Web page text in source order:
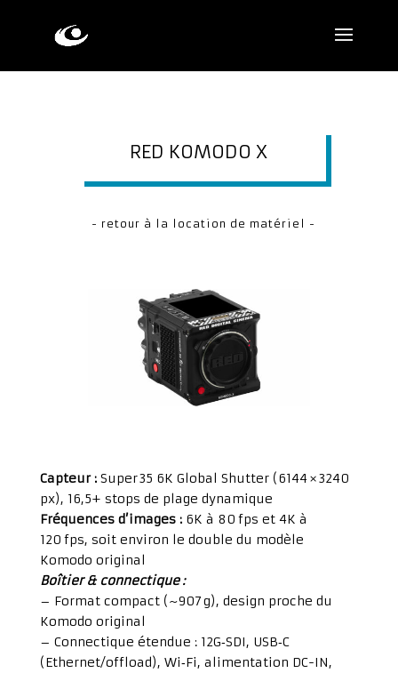
RED KOMODO X
- retour à la location de matériel -
Capteur :Super 35 6K Global Shutter (6144 × 3240
px), 16,5+ stops de plage dynamique
Fréquences d’images :6K à 80 fps et 4K à
120 fps, soit environ le double du modèle
Komodo original
Boîtier & connectique :
– Format compact (~907 g), design proche du
Komodo original
– Connectique étendue : 12G‑SDI, USB‑C
(Ethernet/offload), Wi‑Fi, alimentation DC-IN,